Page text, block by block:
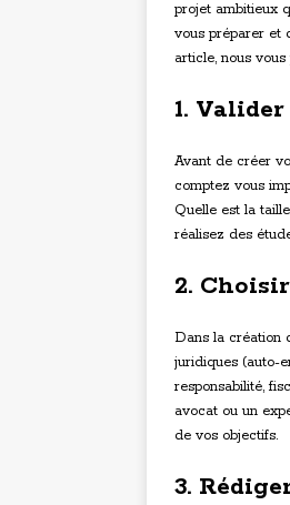
projet ambitieux
vous préparer et
article, nous
1.
Avant de créer
comptez vous
Quelle est la
réalisez des
2.
Dans la création
juridiques (auto-
responsabilité,
avocat ou un
de vos objectifs.
3.